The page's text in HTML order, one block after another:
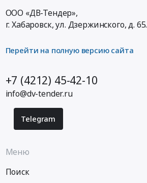
ООО «ДВ-Тендер»,
г. Хабаровск,ул. Дзержинского, д. 65.
Перейти на полную версию сайта
+7 (4212) 45-42-10
info@dv-tender.ru
Telegram
Меню
Поиск